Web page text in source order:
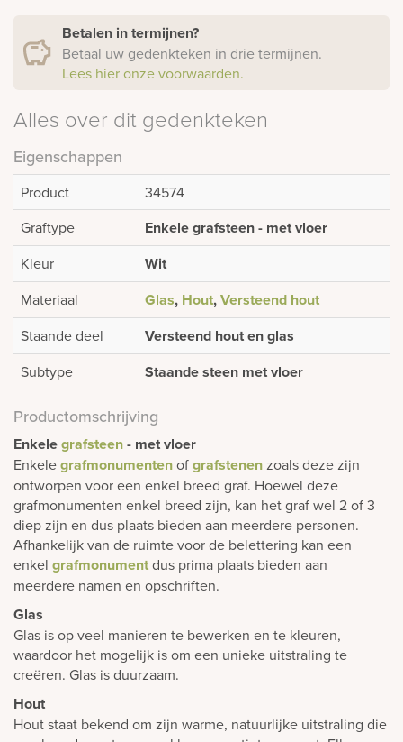
Betalen in termijnen?
Betaal uw gedenkteken in drie termijnen.
Lees hier onze voorwaarden.
Alles over dit gedenkteken
Eigenschappen
Product
34574
Graftype
Enkele grafsteen - met vloer
Kleur Wit
Materiaal Glas, Hout,Versteend hout
Staande deel Versteend hout en glas
Subtype Staande steen met vloer
Productomschrijving
Enkelegrafsteen- met vloer
Enkelegrafmonumentenofgrafstenenzoals deze zijn
ontworpen voor een enkel breed graf. Hoewel deze
grafmonumenten enkel breed zijn, kan het graf wel 2 of 3
diep zijn en dus plaats bieden aan meerdere personen.
Afhankelijk van de ruimte voor de belettering kan een
enkel grafmonumentdus prima plaats bieden aan
meerdere namen en opschriften.
Glas
Glas is op veel manieren te bewerken en te kleuren,
waardoor het mogelijk is om een unieke uitstraling te
creëren. Glas is duurzaam.
Hout
Hout staat bekend om zijn warme, natuurlijke uitstraling die